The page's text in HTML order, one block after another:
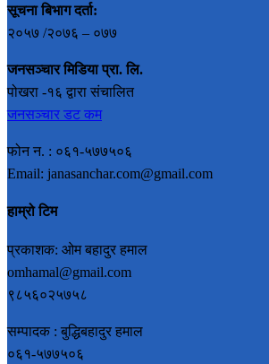
सूचना बिभाग दर्ता:
२०५७ /२०७६ – ०७७
जनसञ्चार मिडिया प्रा. लि.
पोखरा -१६ द्वारा संचालित
जनसञ्चार डट कम
फोन न. : ०६१-५७७५०६
Email: janasanchar.com@gmail.com
हाम्रो टिम
प्रकाशक: ओम बहादुर हमाल
omhamal@gmail.com
९८५६०२५७५८
सम्पादक : बुद्धिबहादुर हमाल
०६१-५७७५०६